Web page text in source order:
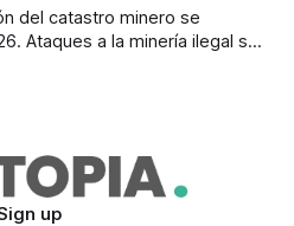
del catastro minero se
Ataques a la minería ilegal se
up